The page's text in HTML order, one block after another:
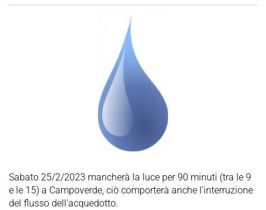
Sabato 25/2/2023 mancherà la luce per 90 minuti (tra le 9
e le 15) a Campoverde, ciò comporterà anche l'interruzione
del flusso dell'acquedotto.